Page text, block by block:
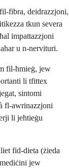
fibra, deidrazzjoni,
tkun severa
impattazzjoni
u n-nervituri.
fil-ħmieġ, jew
li tfittex
sintomi
fl-awrinazzjoni
li jeħtieġu
fid-dieta (żieda
jew